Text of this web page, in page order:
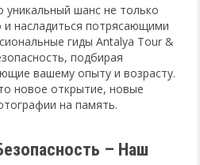
уникальный шанс не только
насладиться потрясающими
гиды Antalya Tour &
подбирая
вашему опыту и возрасту.
новое открытие, новые
на память.
– Наш